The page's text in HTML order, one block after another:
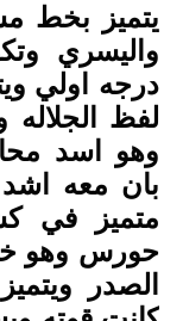
يتميز بخط
واليسري
درجه اولي
لفظ
وهو اسد
بان معه اشد
متميز في
حورس وهو
الصدر